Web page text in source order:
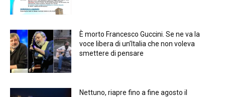
È morto Francesco Guccini. Se ne va la
voce libera di un’Italia che non voleva
smettere di pensare
Nettuno, riapre fino a fine agosto il